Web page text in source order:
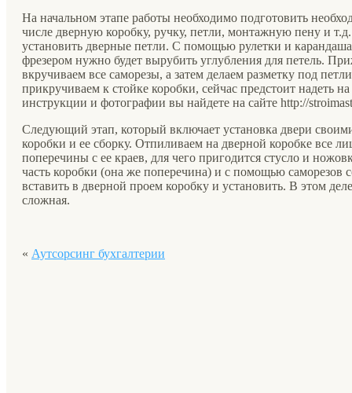
На начальном этапе работы необходимо подготовить
числе дверную коробку, ручку, петли, монтажную пену и
установить дверные петли. С помощью рулетки и карандаша
фрезером нужно будет вырубить углубления для петель.
вкручиваем все саморезы, а затем делаем разметку под
прикручиваем к стойке коробки, сейчас предстоит надеть
инструкции и фотографии вы найдете на сайте http://
Следующий этап, который включает установка двери
коробки и ее сборку. Отпиливаем на дверной коробке все
поперечины с ее краев, для чего пригодится стусло и
часть коробки (она же поперечина) и с помощью саморезов
вставить в дверной проем коробку и установить. В этом
сложная.
« Аутсорсинг бухгалтерии